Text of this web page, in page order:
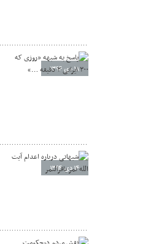
۱۸ دی ۱۳۹۴
۱۴ دی ۱۳۹۴